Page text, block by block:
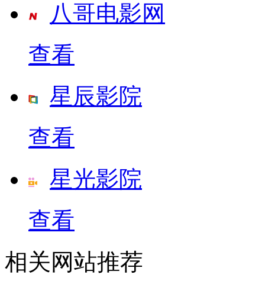
八哥电影网
查看
星辰影院
查看
星光影院
查看
相关网站推荐